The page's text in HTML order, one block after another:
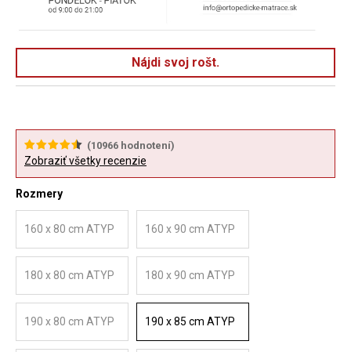
Nájdi svoj rošt.
(10966 hodnotení)
Zobraziť všetky recenzie
Rozmery
160 x 80 cm ATYP 160 x 90 cm ATYP
180 x 80 cm ATYP 180 x 90 cm ATYP
190 x 80 cm ATYP 190 x 85 cm ATYP